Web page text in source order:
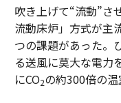
吹き上げて“流動”さ
流動床炉」方式が主
つの課題があった。
る送風に莫大な電力
にCO2の約300倍の